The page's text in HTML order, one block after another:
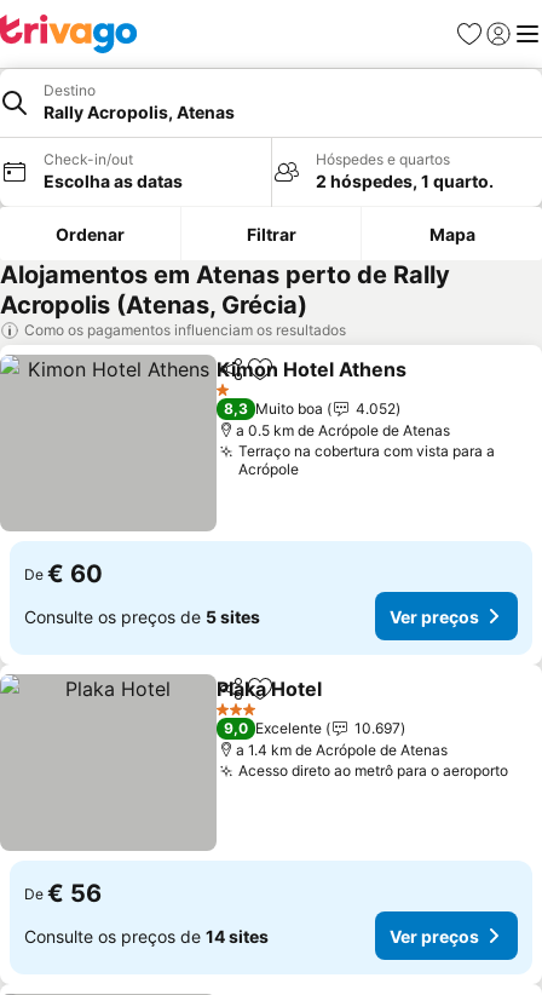
Favoritos
Iniciar
Destino
Rally Acropolis, Atenas
Check-in/out
Escolha as datas
Hóspedes e quartos
2 hóspedes, 1 quarto.
Ordenar Filtrar Mapa
Alojamentos em Atenas perto de Rally
Acropolis (Atenas, Grécia)
Como os pagamentos influenciam os resultados
PartilharAdicionar aos favoritos
Kimon Hotel Athens
1 Estrelas
8,3 Muito boa
4.052
a 0.5 km de Acrópole de Atenas
Terraço na cobertura com vista para a
Acrópole
De € 60
Consulte os preços de 5 sites Ver preços
PartilharAdicionar aos favoritos
Plaka Hotel
3 Estrelas
9,0 Excelente
10.697
a 1.4 km de Acrópole de Atenas
Acesso direto ao metrô para o aeroporto
De € 56
Consulte os preços de 14 sites Ver preços